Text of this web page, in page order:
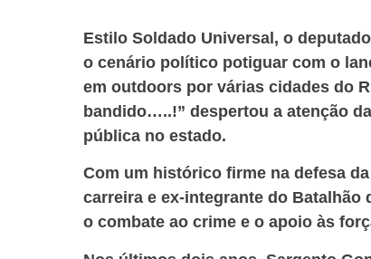
Estilo Soldado Universal, o
o cenário político potiguar com o
em outdoors por várias cidades do
bandido…..!” despertou a atenção
pública no estado.
Com um histórico firme na defesa
carreira e ex-integrante do Batalhão
o combate ao crime e o apoio às